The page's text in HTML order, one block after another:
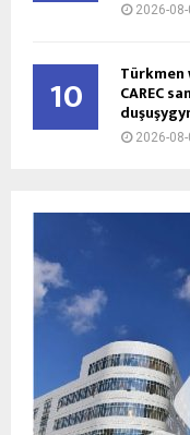
2026-
10 CAREC
2026-